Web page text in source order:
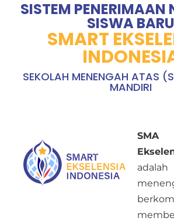
SISTEM PENERIMAAN
SISWA BARU
SMART
SEKOLAH MENENGAH ATAS
MANDIRI